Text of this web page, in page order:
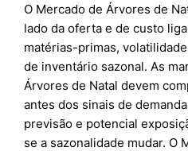
O Mercado de Árvores de
lado da oferta e de custo
matérias-primas,
de inventário sazonal. As
Árvores de Natal devem
antes dos sinais de
previsão e potencial
se a sazonalidade mudar. O